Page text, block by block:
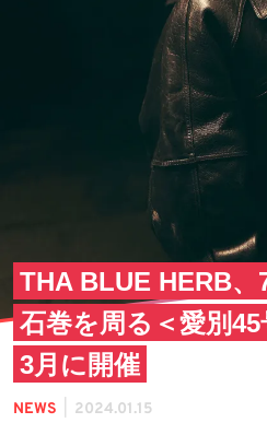
THA BLUE HERB、
石巻を周る＜愛別
3月に開催
NEWS 2024.01.15